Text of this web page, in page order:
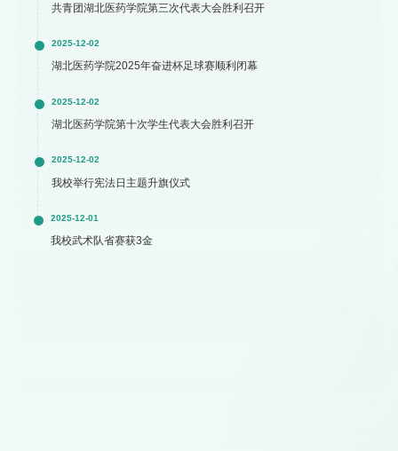
共青团湖北医药学院第三次代表大会胜利召开
2025-12-02
湖北医药学院2025年奋进杯足球赛顺利闭幕
2025-12-02
湖北医药学院第十次学生代表大会胜利召开
2025-12-02
我校举行宪法日主题升旗仪式
2025-12-01
我校武术队省赛获3金